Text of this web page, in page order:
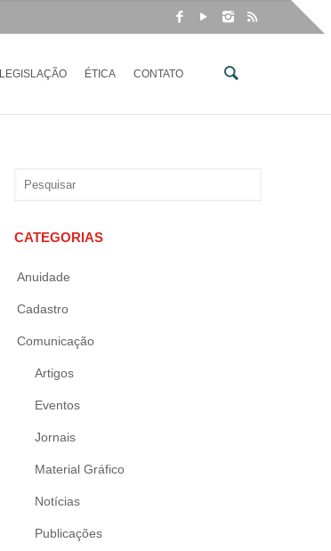
LEGISLAÇÃO ÉTICA CONTATO
CATEGORIAS
Anuidade
Cadastro
Comunicação
Artigos
Eventos
Jornais
Material Gráfico
Notícias
Publicações